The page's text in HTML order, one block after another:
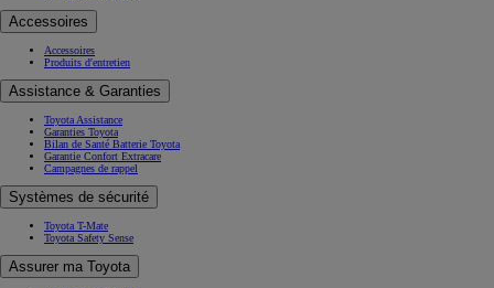
Accessoires
Accessoires
Produits d'entretien
Assistance & Garanties
Toyota Assistance
Garanties Toyota
Bilan de Santé Batterie Toyota
Garantie Confort Extracare
Campagnes de rappel
Systèmes de sécurité
Toyota T-Mate
Toyota Safety Sense
Assurer ma Toyota